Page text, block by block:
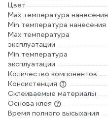
Цвет
Max температура нанесения
Min температура нанесения
Max температура
эксплуатации
Min температура
эксплуатации
Количество компонентов
Консистенция
Склеиваемые материалы
Основа клея
Время полного высыхания